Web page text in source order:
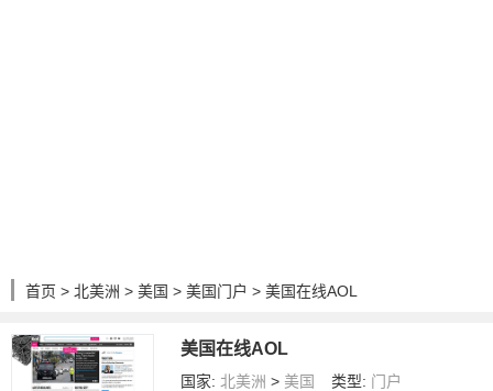
首页 > 北美洲 > 美国 > 美国门户 > 美国在线AOL
美国在线AOL
国家: 北美洲 > 美国 类型: 门户